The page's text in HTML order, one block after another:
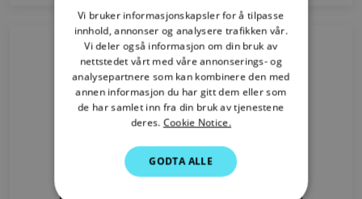
DANISH
ITALIAN
SWEDISH
GERMAN
SPANISH
Vi bruker informasjonskapsler for å tilpasse
innhold, annonser og analysere trafikken vår.
Vi deler også informasjon om din bruk av
nettstedet vårt med våre annonserings- og
analysepartnere som kan kombinere den med
annen informasjon du har gitt dem eller som
de har samlet inn fra din bruk av tjenestene
deres. Cookie Notice.
GODTA ALLE